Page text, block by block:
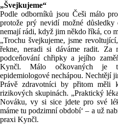
„Švejkujeme“
Podle odborníků jsou Češi málo
protože prý nevidí možné
nemají rádi, když jim někdo říká, co
„Trochu švejkujeme, jsme
řekne, neradi si dáváme radit.
podceňování chřipky a jejího
Kynčl. Málo očkovaných je
epidemiologové nechápou. Nechtějí
Právě zdravotníci by přitom měli
rizikových skupinách. „Praktický
Nováku, vy si sice jdete pro své
máme tu podzimní období‘ – a už
praxi Kynčl.